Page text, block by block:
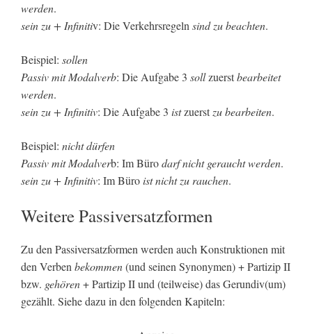
werden.
sein zu + Infinitiv: Die Verkehrsregeln sind zu beachten.
Beispiel: sollen
Passiv mit Modalverb: Die Aufgabe 3 sollzuerstbearbeitet
werden.
sein zu + Infinitiv: Die Aufgabe 3 istzuerst zu bearbeiten.
Beispiel: nicht dürfen
Passiv mit Modalverb: Im Bürodarf nicht geraucht werden.
sein zu + Infinitiv: Im Büro ist nicht zu rauchen.
Weitere Passiversatzformen
Zu den Passiversatzformen werden auch Konstruktionen mit
den Verben bekommen(und seinen Synonymen) + Partizip II
bzw. gehören+ Partizip II und (teilweise) das Gerundiv(um)
gezählt. Siehe dazu in den folgenden Kapiteln: